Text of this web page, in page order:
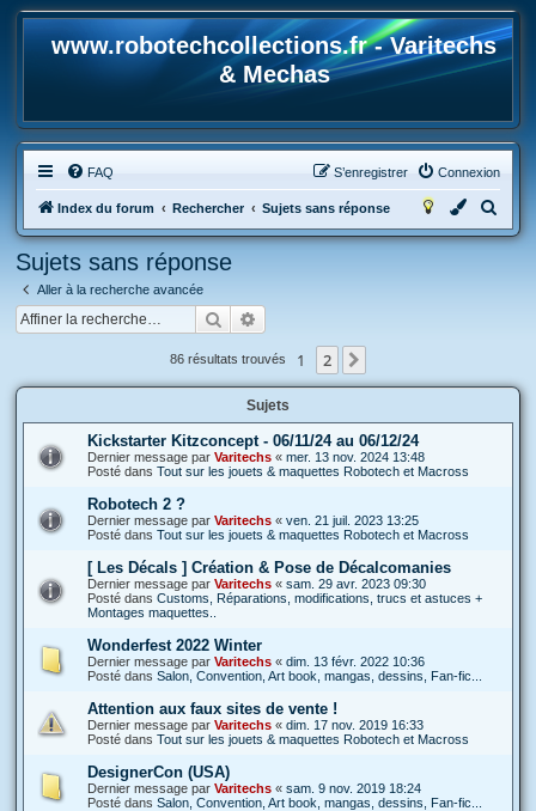
www.robotechcollections.fr - Varitechs
& Mechas
FAQ Connexion
S’enregistrer
Index du forum Rechercher Sujets sans réponse
e
c
Sujets sans réponse
Aller à la recherche avancée
Rechercher
86 résultats trouvés 1 2
Sujets
Kickstarter Kitzconcept - 06/11/24 au 06/12/24
Dernier message par Varitechs « mer. 13 nov. 2024 13:48
Posté dans Tout sur les jouets & maquettes Robotech et Macross
Robotech 2 ?
Dernier message par Varitechs « ven. 21 juil. 2023 13:25
Posté dans Tout sur les jouets & maquettes Robotech et Macross
[ Les Décals ] Création & Pose de Décalcomanies
Dernier message par Varitechs « sam. 29 avr. 2023 09:30
Posté dans Customs, Réparations, modifications, trucs et astuces +
Montages maquettes..
Wonderfest 2022 Winter
Dernier message par Varitechs « dim. 13 févr. 2022 10:36
Posté dans Salon, Convention, Art book, mangas, dessins, Fan-fic...
Attention aux faux sites de vente !
Dernier message par Varitechs « dim. 17 nov. 2019 16:33
Posté dans Tout sur les jouets & maquettes Robotech et Macross
DesignerCon (USA)
Dernier message par Varitechs « sam. 9 nov. 2019 18:24
Posté dans Salon, Convention, Art book, mangas, dessins, Fan-fic...